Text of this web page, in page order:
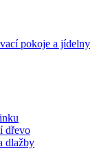
dřevo
dlažby